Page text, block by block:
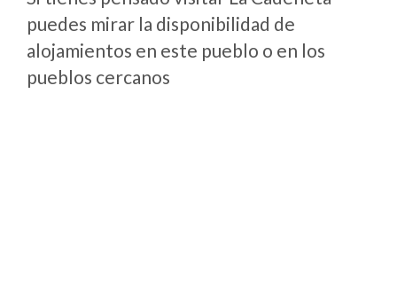
puedes mirar la disponibilidad de
alojamientos en este pueblo o en los
pueblos cercanos